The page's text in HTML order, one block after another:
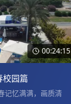
00:24:15
校园篇
记忆满满，画质清